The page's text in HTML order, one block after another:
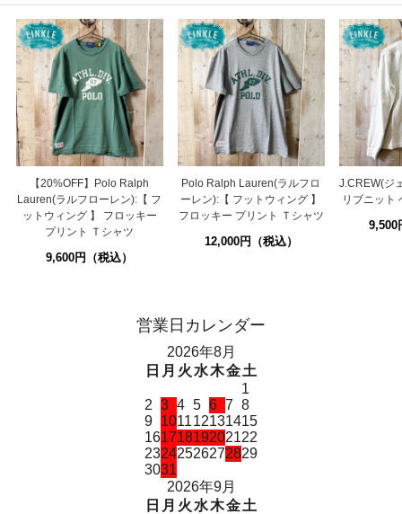
【20%OFF】Polo Ralph
Lauren(ラルフローレン):【 フ
ットウィング 】 フロッキー
プリント Ｔシャツ
9,600円（税込）
Polo Ralph Lauren(ラルフロ
ーレン):【 フットウィング 】
フロッキー プリント Ｔシャツ
12,000円（税込）
J.CREW(ジ
リブニット
9,500
営業日カレンダー
2026年8月
日 月 火 水木金土
1
2 3 4 5 6 7 8
9 101112131415
16171819202122
23242526272829
3031
2026年9月
日 月 火 水木金土